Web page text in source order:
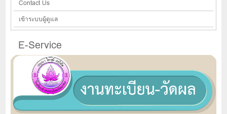
Contact Us
เข้าระบบผู้ดูแล
E-Service